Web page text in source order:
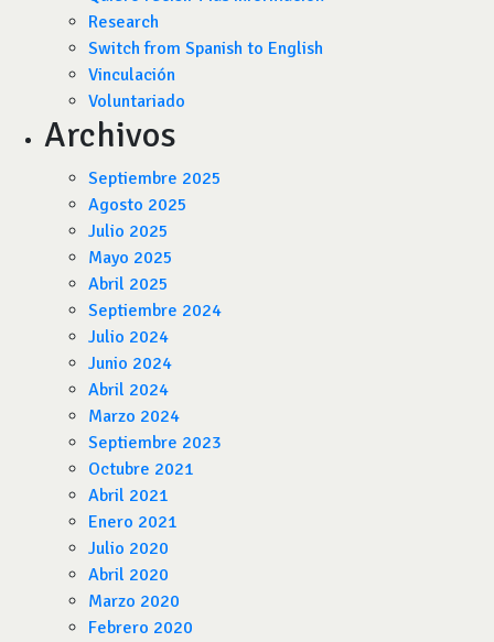
Research
Switch from Spanish to English
Vinculación
Voluntariado
Archivos
Septiembre 2025
Agosto 2025
Julio 2025
Mayo 2025
Abril 2025
Septiembre 2024
Julio 2024
Junio 2024
Abril 2024
Marzo 2024
Septiembre 2023
Octubre 2021
Abril 2021
Enero 2021
Julio 2020
Abril 2020
Marzo 2020
Febrero 2020